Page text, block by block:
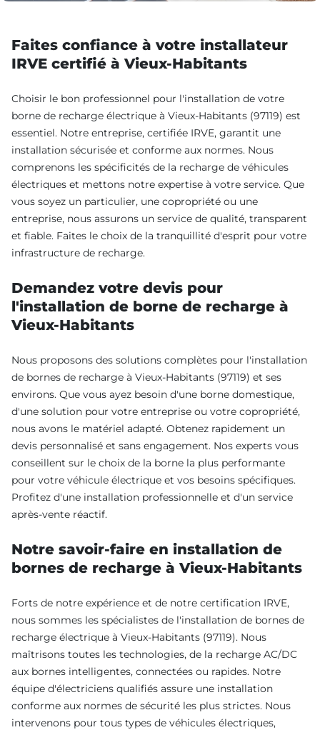
Faites confiance à votre installateur
IRVE certifié à Vieux-Habitants
Choisir le bon professionnel pour l'installation de votre
borne de recharge électrique à Vieux-Habitants (97119) est
essentiel. Notre entreprise, certifiée IRVE, garantit une
installation sécurisée et conforme aux normes. Nous
comprenons les spécificités de la recharge de véhicules
électriques et mettons notre expertise à votre service. Que
vous soyez un particulier, une copropriété ou une
entreprise, nous assurons un service de qualité, transparent
et fiable. Faites le choix de la tranquillité d'esprit pour votre
infrastructure de recharge.
Demandez votre devis pour
l'installation de borne de recharge à
Vieux-Habitants
Nous proposons des solutions complètes pour l'installation
de bornes de recharge à Vieux-Habitants (97119) et ses
environs. Que vous ayez besoin d'une borne domestique,
d'une solution pour votre entreprise ou votre copropriété,
nous avons le matériel adapté. Obtenez rapidement un
devis personnalisé et sans engagement. Nos experts vous
conseillent sur le choix de la borne la plus performante
pour votre véhicule électrique et vos besoins spécifiques.
Profitez d'une installation professionnelle et d'un service
après-vente réactif.
Notre savoir-faire en installation de
bornes de recharge à Vieux-Habitants
Forts de notre expérience et de notre certification IRVE,
nous sommes les spécialistes de l'installation de bornes de
recharge électrique à Vieux-Habitants (97119). Nous
maîtrisons toutes les technologies, de la recharge AC/DC
aux bornes intelligentes, connectées ou rapides. Notre
équipe d'électriciens qualifiés assure une installation
conforme aux normes de sécurité les plus strictes. Nous
intervenons pour tous types de véhicules électriques,